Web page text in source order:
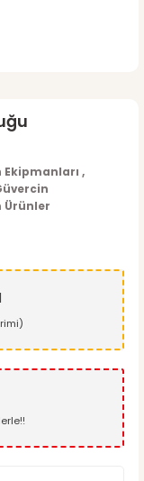
Ekipmanları ,
Ürünler